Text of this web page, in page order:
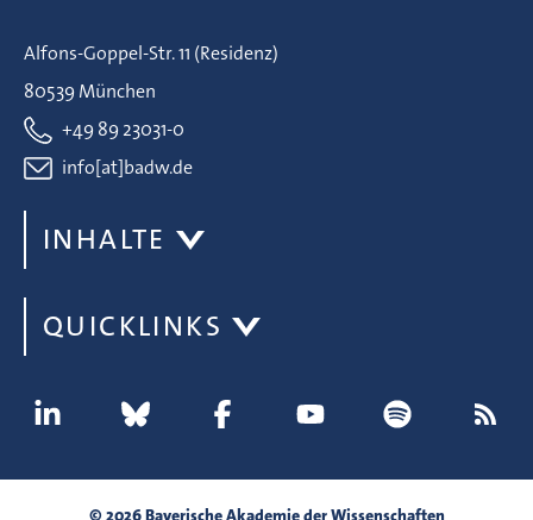
Alfons-Goppel-Str. 11 (Residenz)
80539 München
+49 89 23031-0
info[at]badw.de
INHALTE
QUICKLINKS
© 2026 Bayerische Akademie der Wissenschaften